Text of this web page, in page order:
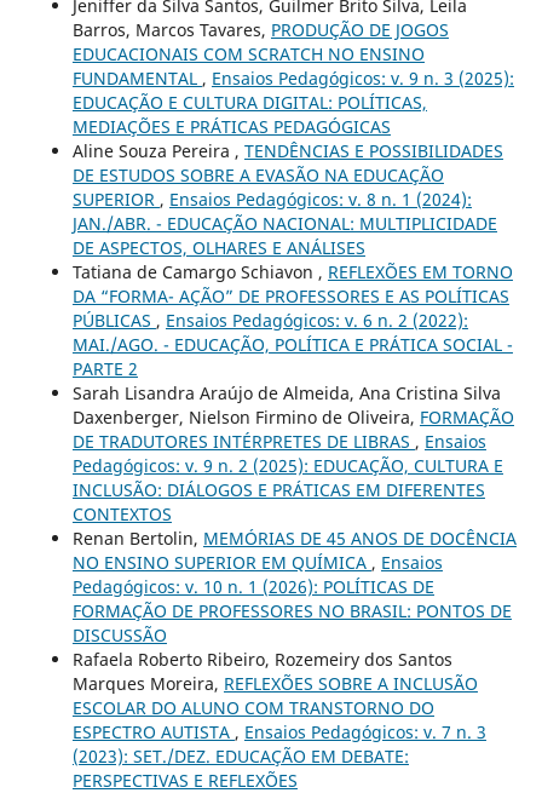
Jeniffer da Silva Santos, Guilmer Brito Silva, Leila
Barros, Marcos Tavares, PRODUÇÃO DE JOGOS
EDUCACIONAIS COM SCRATCH NO ENSINO
FUNDAMENTAL , Ensaios Pedagógicos: v. 9 n. 3 (2025):
EDUCAÇÃO E CULTURA DIGITAL: POLÍTICAS,
MEDIAÇÕES E PRÁTICAS PEDAGÓGICAS
Aline Souza Pereira , TENDÊNCIAS E POSSIBILIDADES
DE ESTUDOS SOBRE A EVASÃO NA EDUCAÇÃO
SUPERIOR , Ensaios Pedagógicos: v. 8 n. 1 (2024):
JAN./ABR. - EDUCAÇÃO NACIONAL: MULTIPLICIDADE
DE ASPECTOS, OLHARES E ANÁLISES
Tatiana de Camargo Schiavon , REFLEXÕES EM TORNO
DA “FORMA- AÇÃO” DE PROFESSORES E AS POLÍTICAS
PÚBLICAS , Ensaios Pedagógicos: v. 6 n. 2 (2022):
MAI./AGO. - EDUCAÇÃO, POLÍTICA E PRÁTICA SOCIAL -
PARTE 2
Sarah Lisandra Araújo de Almeida, Ana Cristina Silva
Daxenberger, Nielson Firmino de Oliveira, FORMAÇÃO
DE TRADUTORES INTÉRPRETES DE LIBRAS , Ensaios
Pedagógicos: v. 9 n. 2 (2025): EDUCAÇÃO, CULTURA E
INCLUSÃO: DIÁLOGOS E PRÁTICAS EM DIFERENTES
CONTEXTOS
Renan Bertolin, MEMÓRIAS DE 45 ANOS DE DOCÊNCIA
NO ENSINO SUPERIOR EM QUÍMICA , Ensaios
Pedagógicos: v. 10 n. 1 (2026): POLÍTICAS DE
FORMAÇÃO DE PROFESSORES NO BRASIL: PONTOS DE
DISCUSSÃO
Rafaela Roberto Ribeiro, Rozemeiry dos Santos
Marques Moreira, REFLEXÕES SOBRE A INCLUSÃO
ESCOLAR DO ALUNO COM TRANSTORNO DO
ESPECTRO AUTISTA , Ensaios Pedagógicos: v. 7 n. 3
(2023): SET./DEZ. EDUCAÇÃO EM DEBATE:
PERSPECTIVAS E REFLEXÕES